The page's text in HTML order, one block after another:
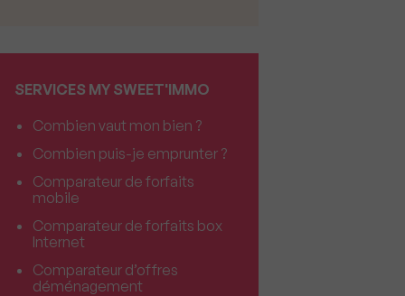
SERVICES MY SWEET'IMMO
Combien vaut mon bien ?
Combien puis-je emprunter ?
Comparateur de forfaits
mobile
Comparateur de forfaits box
Internet
Comparateur d’offres
déménagement